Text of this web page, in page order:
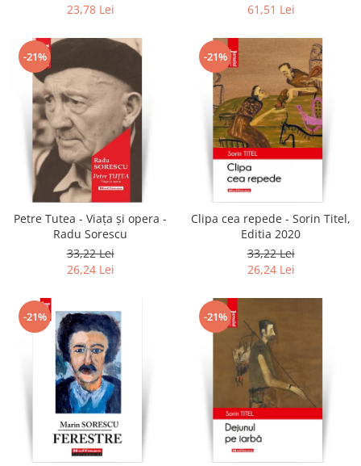
23,78 Lei
colonel!
61,51 Lei
-21%
Petre Tutea - Viaţa şi opera -
Radu Sorescu
33,22 Lei
26,24 Lei
-21%
Clipa cea repede - Sorin Titel,
Editia 2020
33,22 Lei
26,24 Lei
-21% -21%